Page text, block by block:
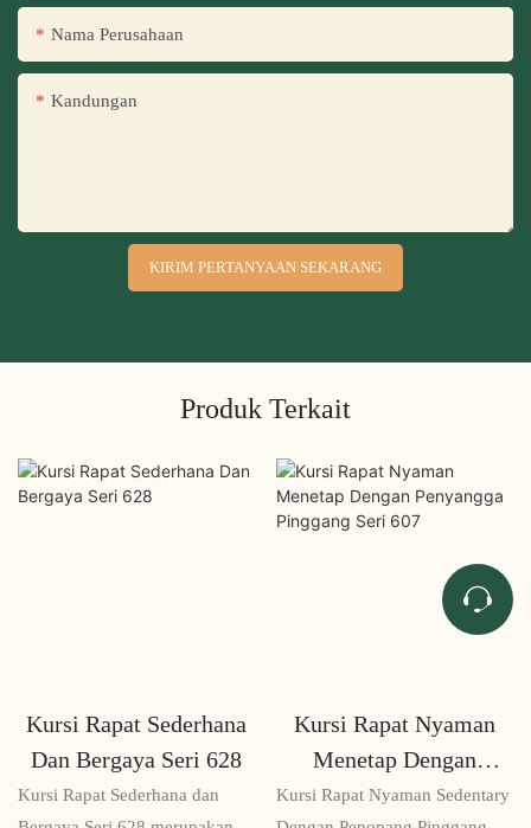
Nama Perusahaan
Kandungan
KIRIM PERTANYAAN SEKARANG
Produk Terkait
Kursi Rapat Sederhana
Dan Bergaya Seri 628
Kursi Rapat Sederhana dan
Kursi Rapat Nyaman
Menetap Dengan
Penyangga Pinggang
Kursi Rapat Nyaman Sedentary